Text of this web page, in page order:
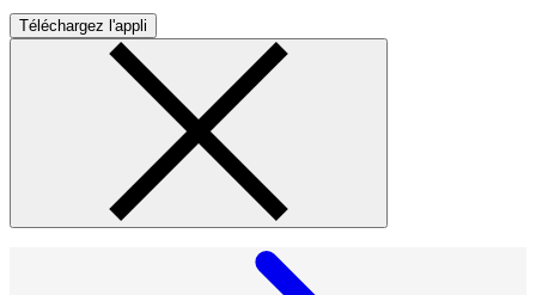
Téléchargez l'appli